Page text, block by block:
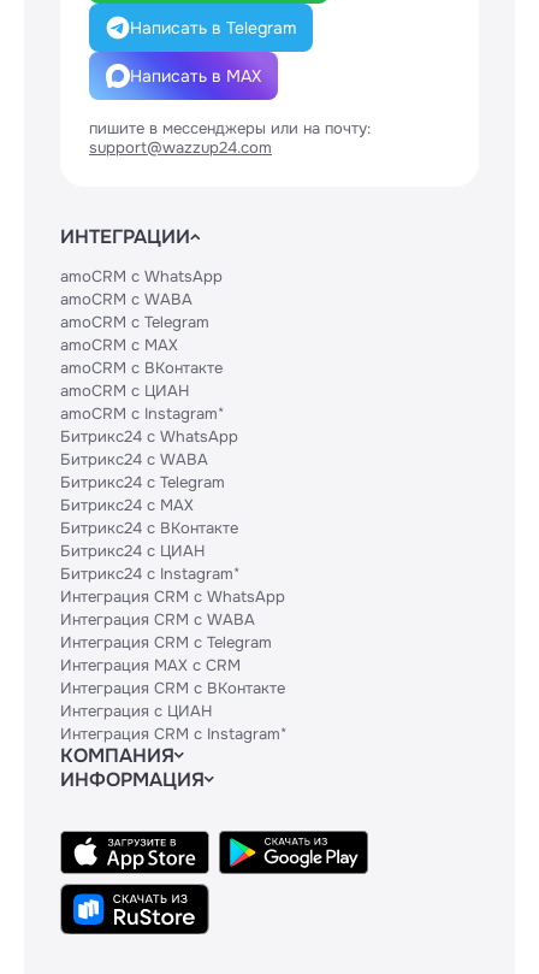
Написать в Telegram
Написать в MAX
пишите в мессенджеры или на почту:
support@wazzup24.com
ИНТЕГРАЦИИ
amoCRM с WhatsApp
amoCRM с WABA
amoCRM с Telegram
amoCRM с MAX
amoCRM с ВКонтакте
amoCRM с ЦИАН
amoCRM с Instagram*
Битрикс24 с WhatsApp
Битрикс24 с WABA
Битрикс24 с Telegram
Битрикс24 с MAX
Битрикс24 с ВКонтакте
Битрикс24 с ЦИАН
Битрикс24 с Instagram*
Интеграция CRM с WhatsApp
Интеграция CRM с WABA
Интеграция CRM с Telegram
Интеграция MAX с CRM
Интеграция CRM с ВКонтакте
Интеграция с ЦИАН
Интеграция CRM с Instagram*
КОМПАНИЯ
Блог
Контакты
Политики и соглашения
Сведения об ИТ-деятельности
ИНФОРМАЦИЯ
Техническим партнерам
Тарифы
API
База знаний